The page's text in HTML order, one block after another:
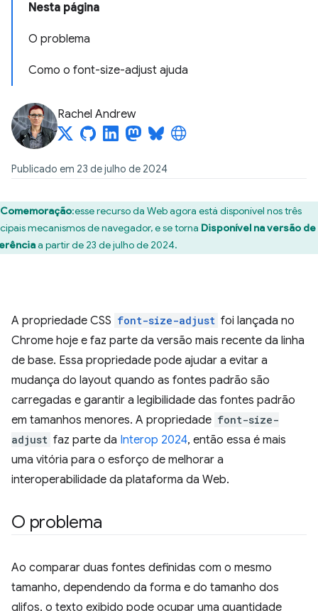
Nesta página
O problema
Como o font-size-adjust ajuda
Rachel Andrew
Publicado em 23 de julho de 2024
Comemoração:esse recurso da Web agora está disponível nos três
mecanismos de navegador, e se torna Disponível na versão de
a partir de 23 de julho de 2024.
A propriedade CSS font-size-adjust foi lançada no
Chrome hoje e faz parte da versão mais recente da linha
de base. Essa propriedade pode ajudar a evitar a
mudança do layout quando as fontes padrão são
carregadas e garantir a legibilidade das fontes padrão
em tamanhos menores. A propriedade font-size-
adjust faz parte da Interop 2024, então essa é mais
uma vitória para o esforço de melhorar a
interoperabilidade da plataforma da Web.
O problema
Ao comparar duas fontes definidas com o mesmo
tamanho, dependendo da forma e do tamanho dos
glifos, o texto exibido pode ocupar uma quantidade